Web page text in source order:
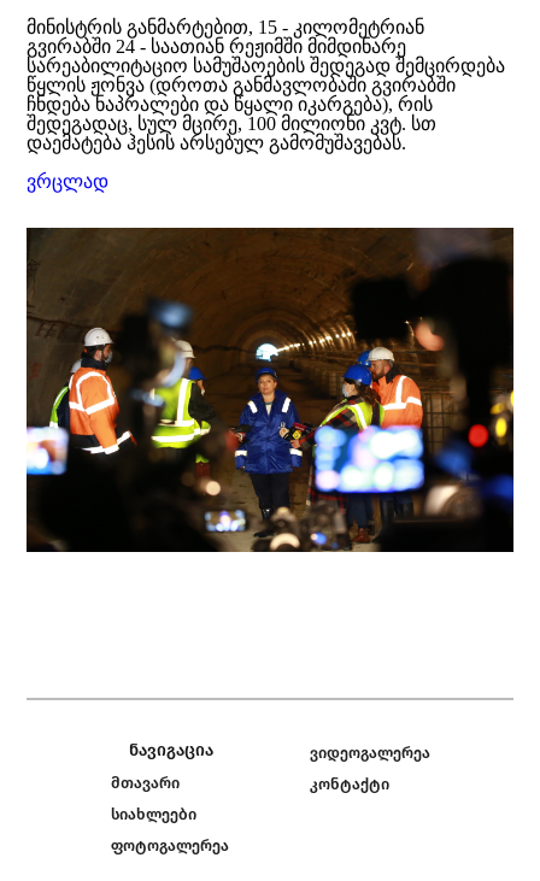
მინისტრის განმარტებით, 15 - კილომეტრიან
გვირაბში 24 - საათიან რეჟიმში მიმდინარე
სარეაბილიტაციო სამუშაოების შედეგად შემცირდება
წყლის ჟონვა (დროთა განმავლობაში გვირაბში
ჩნდება ნაპრალები და წყალი იკარგება), რის
შედეგადაც, სულ მცირე, 100 მილიონი კვტ. სთ
დაემატება ჰესის არსებულ გამომუშავებას.
ვრცლად
ნავიგაცია
მთავარი
სიახლეები
ფოტოგალერეა
ვიდეოგალერეა
კონტაქტი